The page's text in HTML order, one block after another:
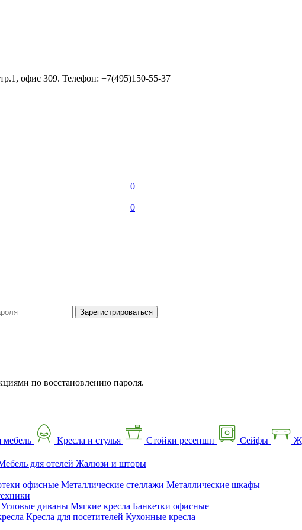
офис 309. Телефон: +7(495)150-55-37
0
0
Зарегистрироваться
по восстановлению пароля.
Кресла и стулья Стойки ресепшн Сейфы
для отелей Жалюзи и шторы
офисные Металлические стеллажи Металлические шкафы
Угловые диваны Мягкие кресла Банкетки офисные
Кресла для посетителей Кухонные кресла